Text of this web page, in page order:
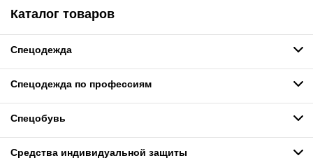
Каталог товаров
Спецодежда
Спецодежда по профессиям
Спецобувь
Средства индивидуальной защиты